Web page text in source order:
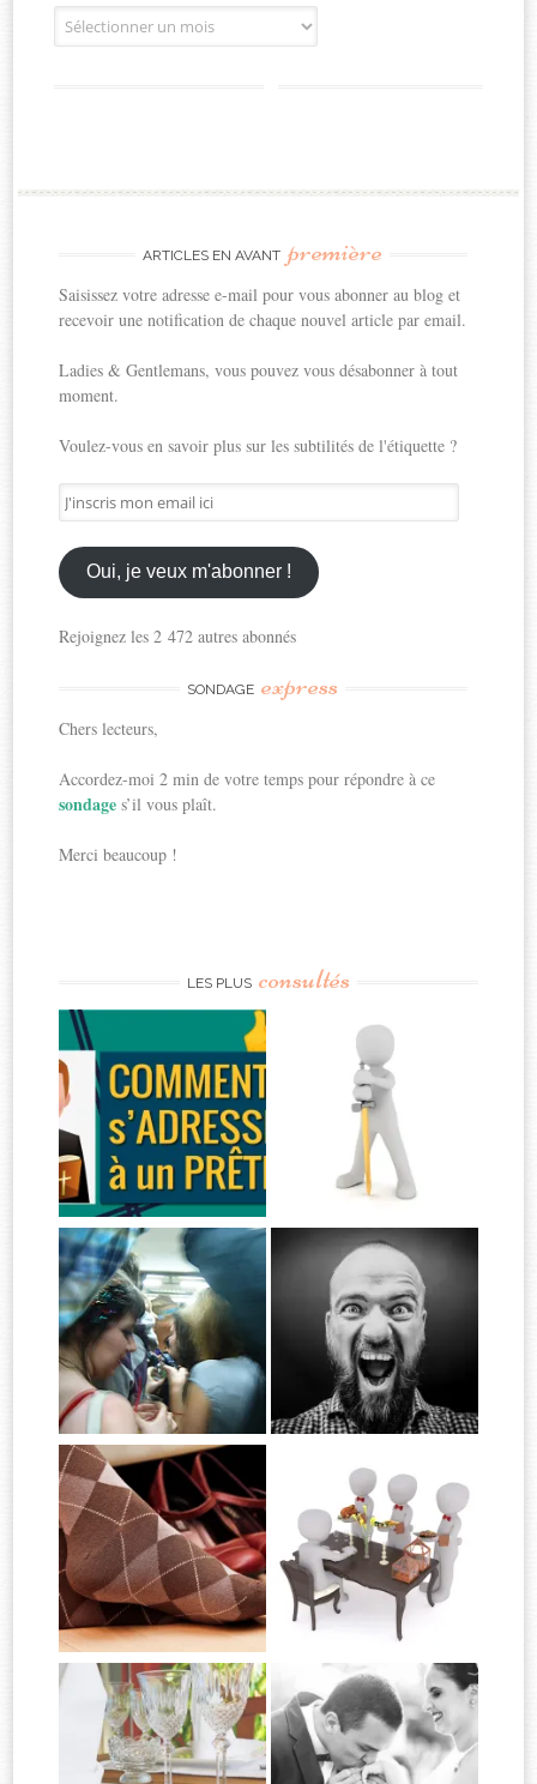
Archives
ARTICLES EN AVANT première
Saisissez votre adresse e-mail pour vous abonner au blog et
recevoir une notification de chaque nouvel article par email.
Ladies & Gentlemans, vous pouvez vous désabonner à tout
moment.
Voulez-vous en savoir plus sur les subtilités de l'étiquette ?
J'inscris
mon
email
ici
Oui, je veux m'abonner !
Rejoignez les 2 472 autres abonnés
SONDAGE express
Chers lecteurs,
Accordez-moi 2 min de votre temps pour répondre à ce
sondages’il vous plaît.
Merci beaucoup !
LES PLUS consultés